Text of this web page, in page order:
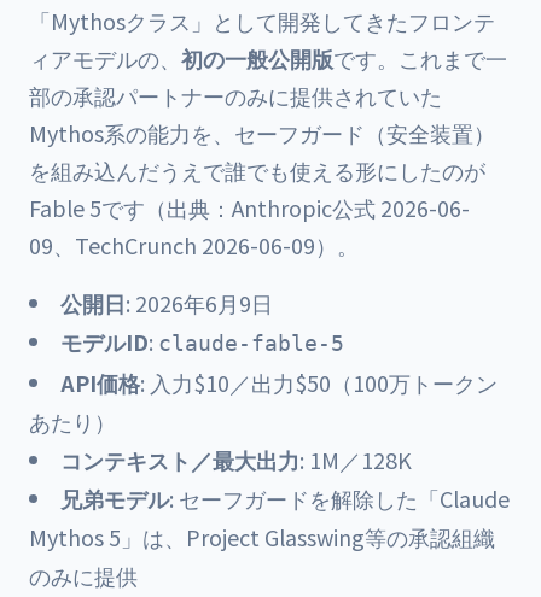
「Mythosクラス」として開発してきたフロンテ
ィアモデルの、 初の一般公開版です。これまで一
部の承認パートナーのみに提供されていた
Mythos系の能力を、セーフガード（安全装置）
を組み込んだうえで誰でも使える形にしたのが
Fable 5です（出典：Anthropic公式 2026-06-
09、TechCrunch 2026-06-09）。
公開日: 2026年6月9日
モデルID: claude-fable-5
API価格: 入力$10／出力$50（100万トークン
あたり）
コンテキスト／最大出力: 1M／128K
兄弟モデル: セーフガードを解除した「Claude
Mythos 5」は、Project Glasswing等の承認組織
のみに提供